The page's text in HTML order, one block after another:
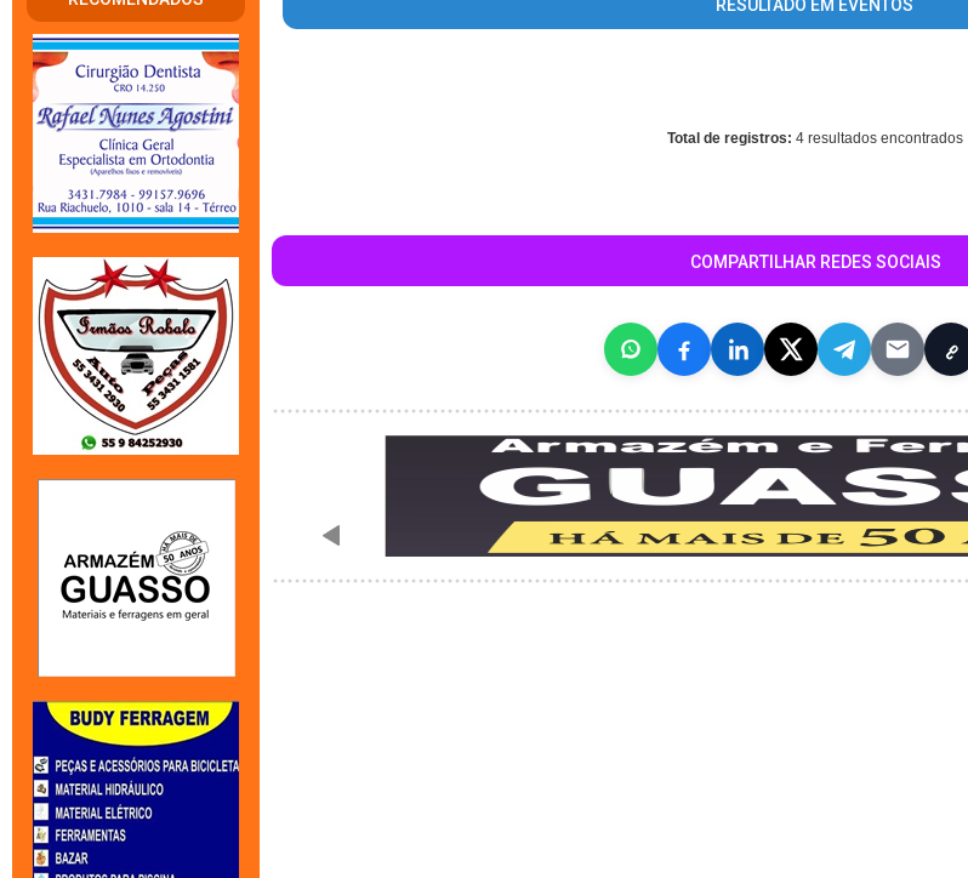
RESULTADO EM EVENTOS
Total de registros: 4 resultados encontrados
COMPARTILHAR REDES SOCIAIS